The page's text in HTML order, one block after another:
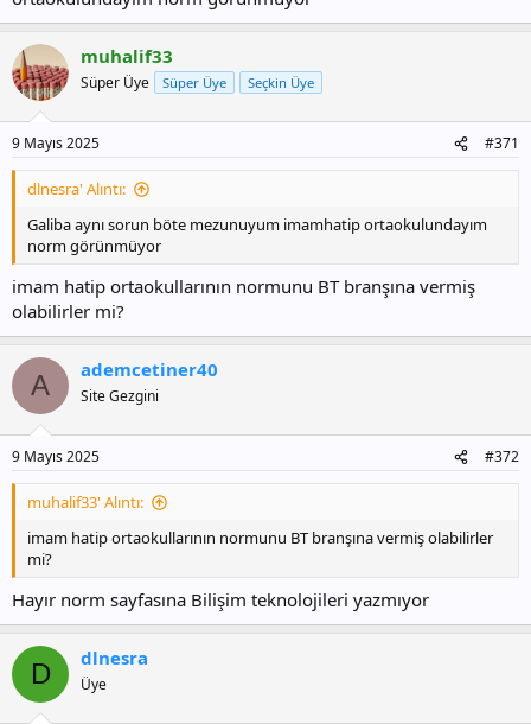
muhalif33
Süper Üye Süper Üye Seçkin Üye
9 Mayıs 2025 #371
dlnesra' Alıntı:
Galiba aynı sorun böte mezunuyum imamhatip ortaokulundayım
norm görünmüyor
imam hatip ortaokullarının normunu BT branşına vermiş
olabilirler mi?
A ademcetiner40
Site Gezgini
9 Mayıs 2025 #372
muhalif33' Alıntı:
imam hatip ortaokullarının normunu BT branşına vermiş olabilirler
mi?
Hayır norm sayfasına Bilişim teknolojileri yazmıyor
D dlnesra
Üye